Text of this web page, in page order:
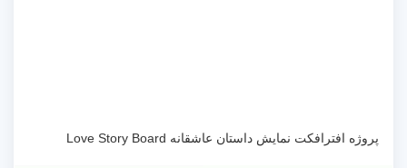
پروژه افترافکت نمایش داستان عاشقانه Love Story Board